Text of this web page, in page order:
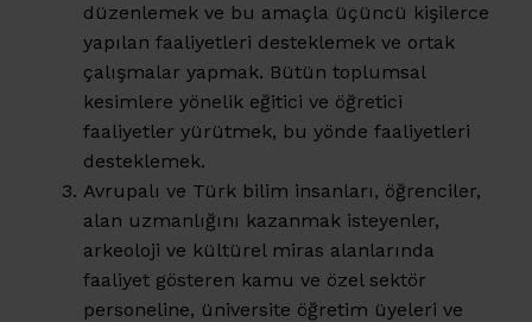
düzenlemek ve bu amaçla üçüncü kişilerce
yapılan faaliyetleri desteklemek ve ortak
çalışmalar yapmak. Bütün toplumsal
kesimlere yönelik eğitici ve öğretici
faaliyetler yürütmek, bu yönde faaliyetleri
desteklemek.
Avrupalı ve Türk bilim insanları, öğrenciler,
alan uzmanlığını kazanmak isteyenler,
arkeoloji ve kültürel miras alanlarında
faaliyet gösteren kamu ve özel sektör
personeline, üniversite öğretim üyeleri ve